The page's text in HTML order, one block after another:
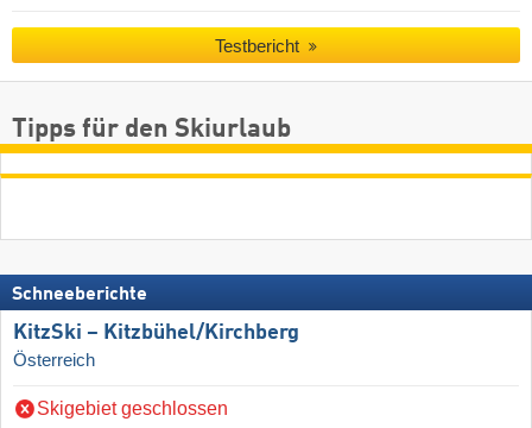
Testbericht
Tipps für den Skiurlaub
Schneeberichte
KitzSki – Kitzbühel/​Kirchberg
Österreich
Skigebiet geschlossen